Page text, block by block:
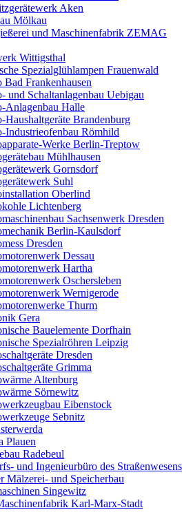
Aken
Mölkau
und Maschinenfabrik ZEMAG
Wittigsthal
Spezialglühlampen Frauenwald
Frankenhausen
und Schaltanlagenbau Uebigau
Anlagenbau Halle
Brandenburg
Römhild
Werke Berlin-Treptow
Mühlhausen
Gornsdorf
Suhl
Oberlind
Lichtenberg
Sachsenwerk Dresden
Berlin-Kaulsdorf
Dresden
Dessau
Hartha
Oschersleben
Wernigerode
Thurm
Gera
Bauelemente Dorfhain
Spezialröhren Leipzig
Dresden
Grimma
Altenburg
Sörnewitz
Eibenstock
Sebnitz
Plauen
Radebeul
und Ingenieurbüro des Straßenwesens
Mälzerei- und Speicherbau
Singewitz
Karl-Marx-Stadt